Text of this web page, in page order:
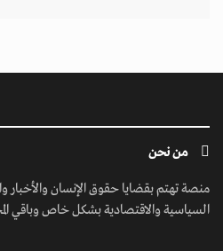
من نحن
منصة تهتم بقضايا حقوق الإنسان والأخبار
السياسية والاقتصادية بشكل خاص وباقي